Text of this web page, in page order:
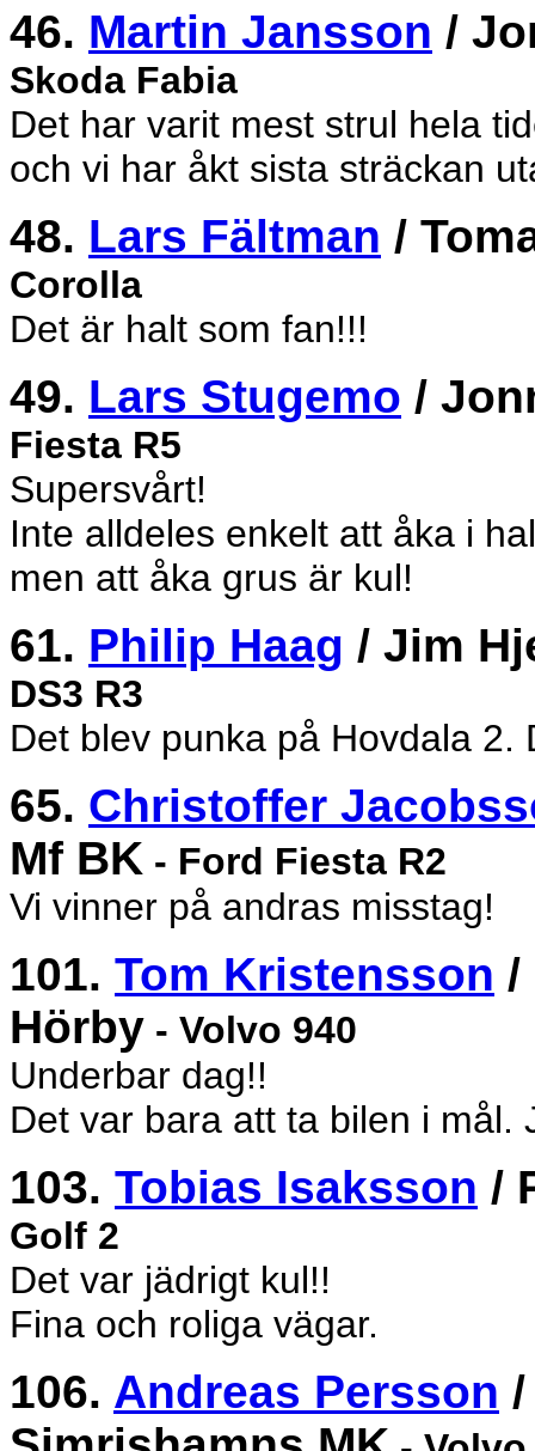
46. Martin Jansson /
Skoda Fabia
Det har varit mest strul hela
och vi har åkt sista sträckan
48. Lars Fältman /
Corolla
Det är halt som fan!!!
49. Lars Stugemo /
Fiesta R5
Supersvårt!
Inte alldeles enkelt att åka i
men att åka grus är kul!
61. Philip Haag / Jim
DS3 R3
Det blev punka på Hovdala
65. Christoffer
Mf BK - Ford Fiesta R2
Vi vinner på andras misstag!
101. Tom Kristensson /
Hörby - Volvo 940
Underbar dag!!
Det var bara att ta bilen i mål.
103. Tobias Isaksson /
Golf 2
Det var jädrigt kul!!
Fina och roliga vägar.
106. Andreas Persson